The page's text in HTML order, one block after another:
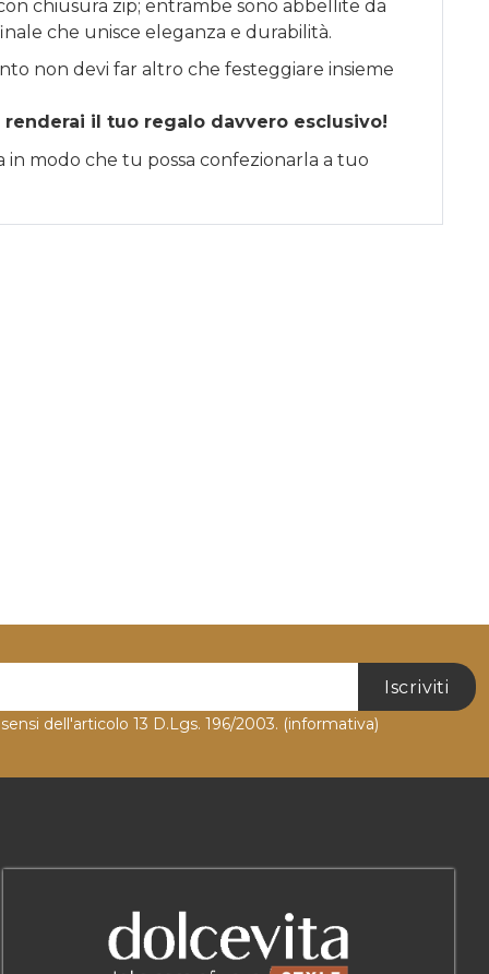
chiusura zip; entrambe sono abbellite da
che unisce eleganza e durabilità.
non devi far altro che festeggiare insieme
il tuo regalo davvero esclusivo!
in modo che tu possa confezionarla a tuo
Iscriviti
dell'articolo 13 D.Lgs. 196/2003. (informativa)